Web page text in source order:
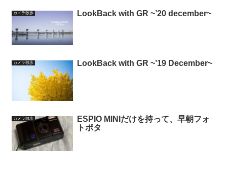
カメラ散歩 LookBack with GR ~’20 december~
カメラ散歩 LookBack with GR ~’19 December~
カメラ散歩
ESPIO MINIだけを持って、早朝フォ
トポタ